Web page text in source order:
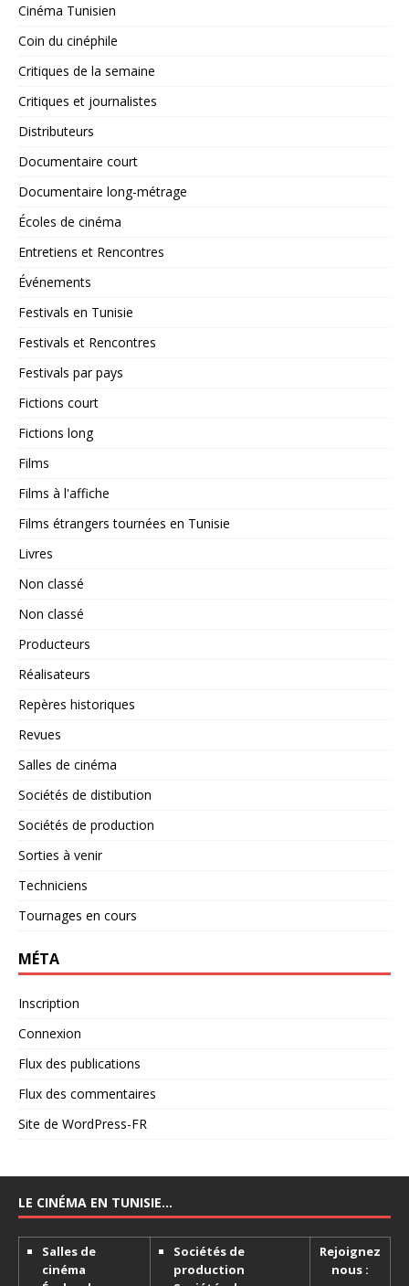
Cinéma Tunisien
Coin du cinéphile
Critiques de la semaine
Critiques et journalistes
Distributeurs
Documentaire court
Documentaire long-métrage
Écoles de cinéma
Entretiens et Rencontres
Événements
Festivals en Tunisie
Festivals et Rencontres
Festivals par pays
Fictions court
Fictions long
Films
Films à l'affiche
Films étrangers tournées en Tunisie
Livres
Non classé
Non classé
Producteurs
Réalisateurs
Repères historiques
Revues
Salles de cinéma
Sociétés de distibution
Sociétés de production
Sorties à venir
Techniciens
Tournages en cours
MÉTA
Inscription
Connexion
Flux des publications
Flux des commentaires
Site de WordPress-FR
LE CINÉMA EN TUNISIE…
Salles de
cinéma
Sociétés de
production
Rejoignez
nous :